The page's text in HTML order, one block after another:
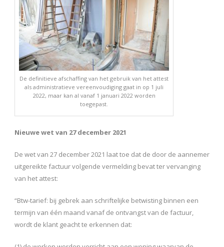
De definitieve afschaffing van het gebruik van het attest
als administratieve vereenvoudiging gaat in op 1 juli
2022, maar kan al vanaf 1 januari 2022 worden
toegepast.
Nieuwe wet van 27 december 2021
De wet van 27 december 2021 laat toe dat de door de aannemer
uitgereikte factuur volgende vermelding bevat ter vervanging
van het attest:
“Btw-tarief: bij gebrek aan schriftelijke betwisting binnen een
termijn van één maand vanaf de ontvangst van de factuur,
wordt de klant geacht te erkennen dat: